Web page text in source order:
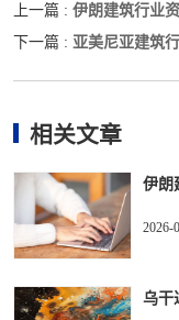
上一篇 : 伊朗建筑行业
下一篇 : 亚美尼亚建筑
相关文章
伊朗
2026-
乌干